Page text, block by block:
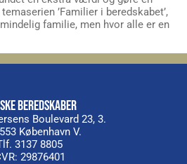
’Familier i beredskabet’,
familie, men hvor alle er en
BEREDSKABER
Boulevard 23, 3.
København V.
3137 8805
29876401